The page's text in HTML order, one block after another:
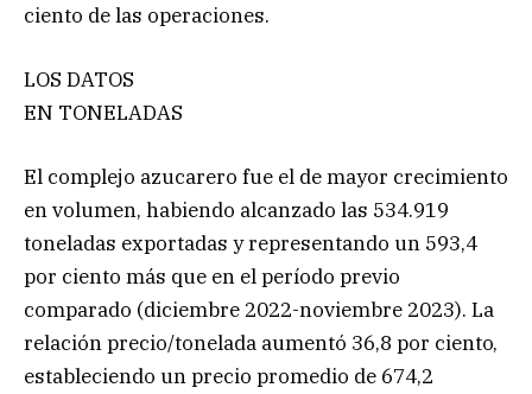
ciento de las operaciones.
LOS DATOS
EN TONELADAS
El complejo azucarero fue el de mayor crecimiento
en volumen, habiendo alcanzado las 534.919
toneladas exportadas y representando un 593,4
por ciento más que en el período previo
comparado (diciembre 2022-noviembre 2023). La
relación precio/tonelada aumentó 36,8 por ciento,
estableciendo un precio promedio de 674,2